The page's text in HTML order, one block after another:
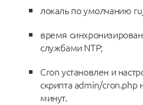
локаль по умолчанию
время
службами NTP;
Cron установлен и
скрипта admin/cron.php
минут.